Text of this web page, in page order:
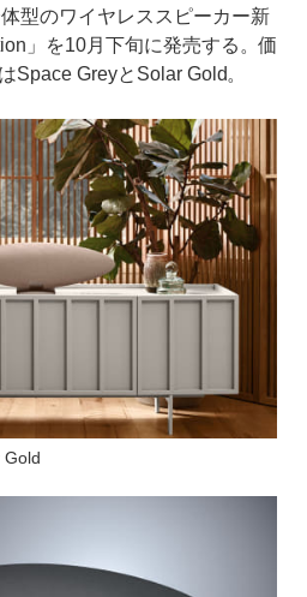
型のワイヤレススピーカー新
」を10月下旬に発売する。価
Space GreyとSolar Gold。
Gold